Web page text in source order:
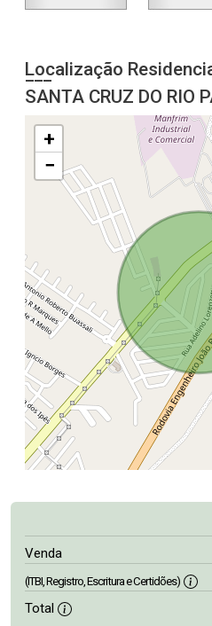
Localização
SANTA CRUZ DO RIO
+
−
Venda
(ITBI, Registro, Escritura e Certidões)
Total